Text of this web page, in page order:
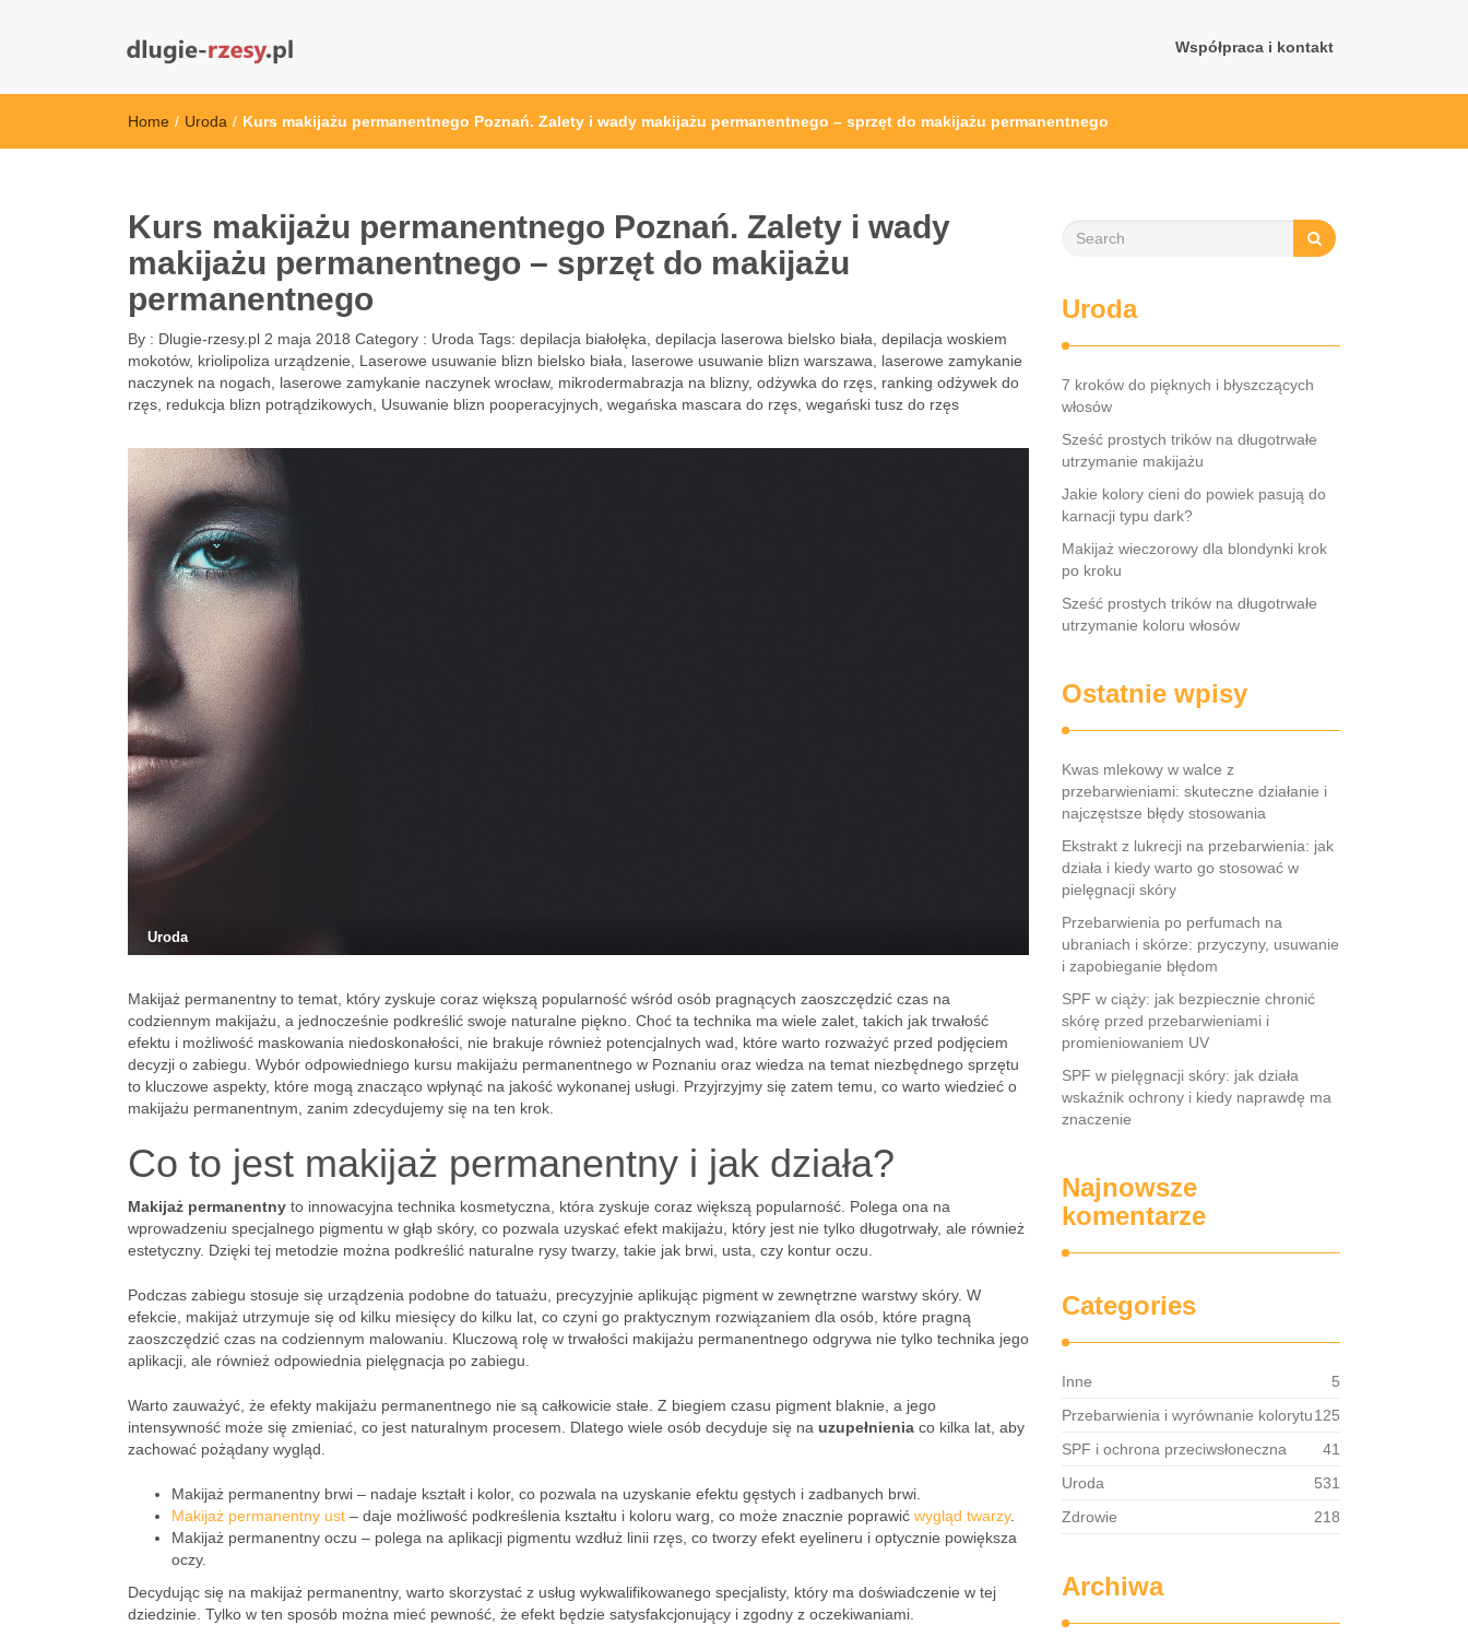
Współpraca i kontakt
Home / Uroda / Kurs makijażu permanentnego Poznań. Zalety i wady makijażu permanentnego – sprzęt do makijażu permanentnego
Kurs makijażu permanentnego Poznań. Zalety i wady
makijażu permanentnego – sprzęt do makijażu
permanentnego
By : Dlugie-rzesy.pl 2 maja 2018 Category : Uroda Tags: depilacja białołęka depilacja laserowa bielsko biała depilacja woskiem
mokotów, kriolipoliza urządzenie Laserowe usuwanie blizn bielsko biała laserowe usuwanie blizn warszawa
laserowe zamykanie
naczynek na nogach
laserowe zamykanie naczynek wrocław, mikrodermabrazja na blizny, odżywka do rzęs ranking odżywek do
rzęs redukcja blizn potrądzikowych Usuwanie blizn pooperacyjnych wegańska mascara do rzęs wegański tusz do rzęs
Uroda
Makijaż permanentny to temat, który zyskuje coraz większą popularność wśród osób pragnących zaoszczędzić czas na
codziennym makijażu, a jednocześnie podkreślić swoje naturalne piękno. Choć ta technika ma wiele zalet, takich jak trwałość
efektu i możliwość maskowania niedoskonałości, nie brakuje również potencjalnych wad, które warto rozważyć przed podjęciem
decyzji o zabiegu. Wybór odpowiedniego kursu makijażu permanentnego w Poznaniu oraz wiedza na temat niezbędnego sprzętu
to kluczowe aspekty, które mogą znacząco wpłynąć na jakość wykonanej usługi. Przyjrzyjmy się zatem temu, co warto wiedzieć o
makijażu permanentnym, zanim zdecydujemy się na ten krok.
Co to jest makijaż permanentny i jak działa?
Makijaż permanentny to innowacyjna technika kosmetyczna, która zyskuje coraz większą popularność. Polega ona na
wprowadzeniu specjalnego pigmentu w głąb skóry, co pozwala uzyskać efekt makijażu, który jest nie tylko długotrwały, ale również
estetyczny. Dzięki tej metodzie można podkreślić naturalne rysy twarzy, takie jak brwi, usta, czy kontur oczu.
Podczas zabiegu stosuje się urządzenia podobne do tatuażu, precyzyjnie aplikując pigment w zewnętrzne warstwy skóry. W
efekcie, makijaż utrzymuje się od kilku miesięcy do kilku lat, co czyni go praktycznym rozwiązaniem dla osób, które pragną
zaoszczędzić czas na codziennym malowaniu. Kluczową rolę w trwałości makijażu permanentnego odgrywa nie tylko technika jego
aplikacji, ale również odpowiednia pielęgnacja po zabiegu.
Warto zauważyć, że efekty makijażu permanentnego nie są całkowicie stałe. Z biegiem czasu pigment blaknie, a jego
intensywność może się zmieniać, co jest naturalnym procesem. Dlatego wiele osób decyduje się na uzupełnienia co kilka lat, aby
zachować pożądany wygląd.
Makijaż permanentny brwi – nadaje kształt i kolor, co pozwala na uzyskanie efektu gęstych i zadbanych brwi.
Makijaż permanentny ust – daje możliwość podkreślenia kształtu i koloru warg, co może znacznie poprawić wygląd twarzy.
Makijaż permanentny oczu – polega na aplikacji pigmentu wzdłuż linii rzęs, co tworzy efekt eyelineru i optycznie powiększa
oczy.
Decydując się na makijaż permanentny, warto skorzystać z usług wykwalifikowanego specjalisty, który ma doświadczenie w tej
dziedzinie. Tylko w ten sposób można mieć pewność, że efekt będzie satysfakcjonujący i zgodny z oczekiwaniami.
Uroda
7 kroków do pięknych i błyszczących
włosów
Sześć prostych trików na długotrwałe
utrzymanie makijażu
Jakie kolory cieni do powiek pasują do
karnacji typu dark?
Makijaż wieczorowy dla blondynki krok
po kroku
Sześć prostych trików na długotrwałe
utrzymanie koloru włosów
Ostatnie wpisy
Kwas mlekowy w walce z
przebarwieniami: skuteczne działanie i
najczęstsze błędy stosowania
Ekstrakt z lukrecji na przebarwienia: jak
działa i kiedy warto go stosować w
pielęgnacji skóry
Przebarwienia po perfumach na
ubraniach i skórze: przyczyny, usuwanie
i zapobieganie błędom
SPF w ciąży: jak bezpiecznie chronić
skórę przed przebarwieniami i
promieniowaniem UV
SPF w pielęgnacji skóry: jak działa
wskaźnik ochrony i kiedy naprawdę ma
znaczenie
Najnowsze
komentarze
Categories
Inne
5
Przebarwienia i wyrównanie kolorytu125
SPF i ochrona przeciwsłoneczna
41
Uroda
531
Zdrowie
218
Archiwa